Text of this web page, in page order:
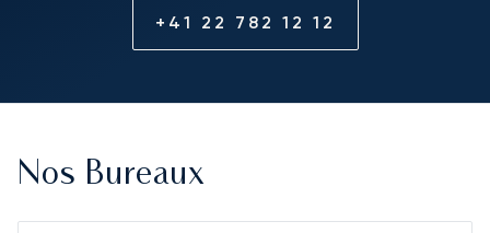
+41 22 782 12 12
Nos Bureaux